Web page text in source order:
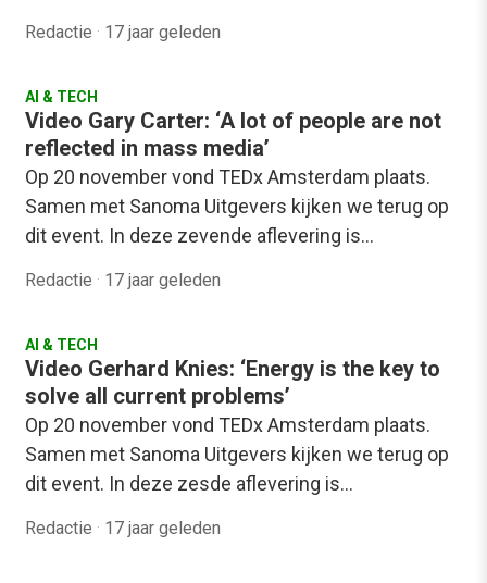
Redactie · 17 jaar geleden
AI & TECH
Video Gary Carter: ‘A lot of people are not
reflected in mass media’
Op 20 november vond TEDx Amsterdam plaats.
Samen met Sanoma Uitgevers kijken we terug op
dit event. In deze zevende aflevering is…
Redactie · 17 jaar geleden
AI & TECH
Video Gerhard Knies: ‘Energy is the key to
solve all current problems’
Op 20 november vond TEDx Amsterdam plaats.
Samen met Sanoma Uitgevers kijken we terug op
dit event. In deze zesde aflevering is…
Redactie · 17 jaar geleden